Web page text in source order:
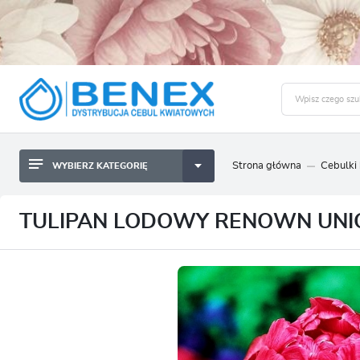
BYLINY SADZONKI BULWY
WYBIERZ KATEGORIĘ Strona główna Cebulki
TULIPAN LODOWY RENOWN